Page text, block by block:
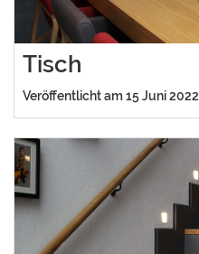
Tisch
Veröffentlicht am 15 Juni 2022